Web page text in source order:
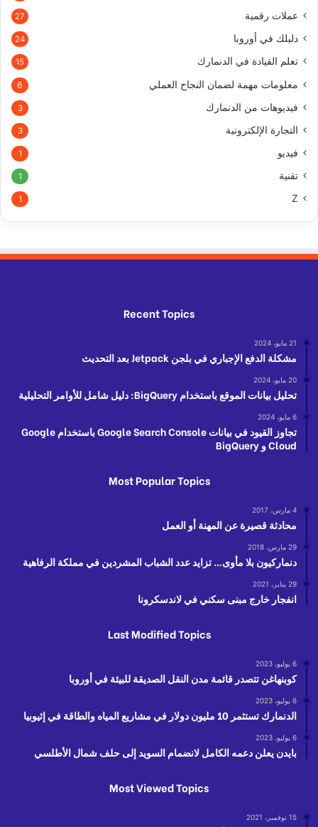
عملات رقمية 27
دليلك في أوروبا 24
تعلم القيادة في الدنمارك 15
معلومات مهمة لضمان النجاح العملي 6
فيديوهات من الدنمارك 3
التجارة الإلكترونية 3
فيديو 1
تقنية 1
Z
1
Recent Topics
21 مايو، 2024
مشكلة الدفع الإجباري في بلجن Jetpack بعد التحديث
20 مايو، 2024
تحليل بيانات الموقع باستخدام BigQuery: دليل شامل للأوامر التحليلية
6 مايو، 2024
تجاوز القيود في بيانات Google Search Console باستخدام Google
Cloud و BigQuery
Most Popular Topics
4 مارس، 2017
محادثة قصيرة عن المهنة أو العمل
29 مارس، 2018
دنماركيون بلا مأوى… تزايد عدد الشباب المشردين في مملكة الرفاهية
29 يناير، 2021
انفجار خارج مبنى سكني في لاندسكرونا
Last Modified Topics
6 يوليو، 2023
كوبنهاغن تتصدر قائمة مدن النقل الصديقة للبيئة في أوروبا
6 يوليو، 2023
الدنمارك تستثمر 10 مليون دولار في مشاريع المياه والطاقة في إثيوبيا
6 يوليو، 2023
بايدن يعلن دعمه الكامل لانضمام السويد إلى حلف شمال الأطلسي
Most Viewed Topics
15 نوفمبر، 2021